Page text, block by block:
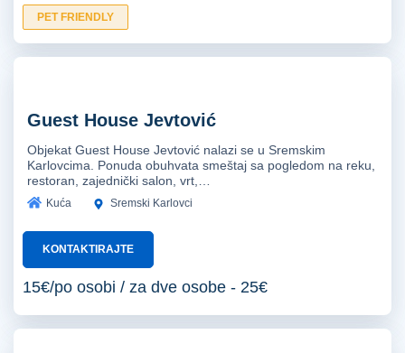
PET FRIENDLY
Guest House Jevtović
Objekat Guest House Jevtović nalazi se u Sremskim
Karlovcima. Ponuda obuhvata smeštaj sa pogledom na reku,
restoran, zajednički salon, vrt,…
Kuća Sremski Karlovci
KONTAKTIRAJTE
15€/po osobi / za dve osobe - 25€